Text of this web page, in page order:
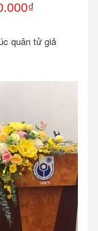
quân tử giả